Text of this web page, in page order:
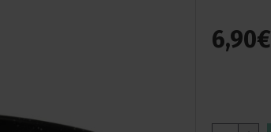
6,90€